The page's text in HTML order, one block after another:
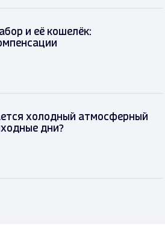
и её кошелёк:
холодный атмосферный
дни?